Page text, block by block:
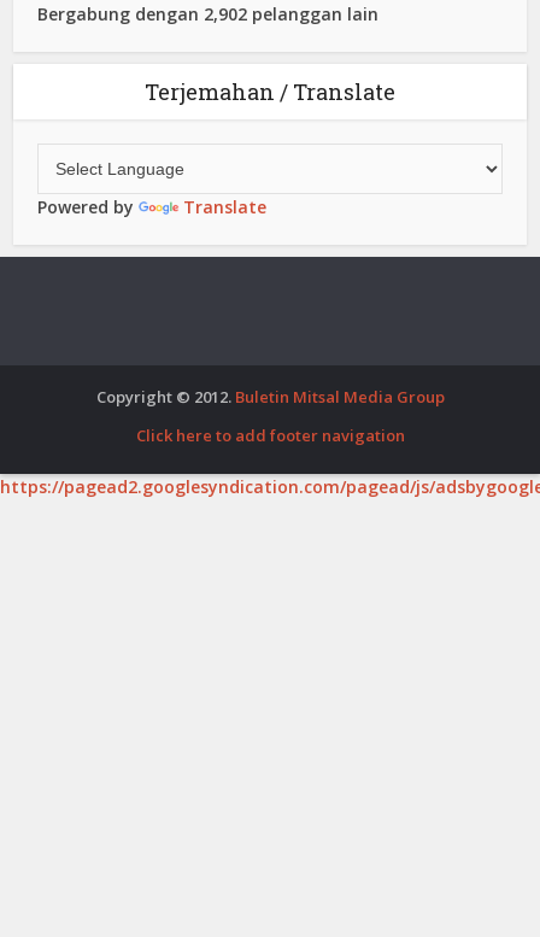
Bergabung dengan 2,902 pelanggan lain
Terjemahan / Translate
Powered by Translate
Copyright © 2012. Buletin Mitsal Media Group
Click here to add footer navigation
https://pagead2.googlesyndication.com/pagead/js/